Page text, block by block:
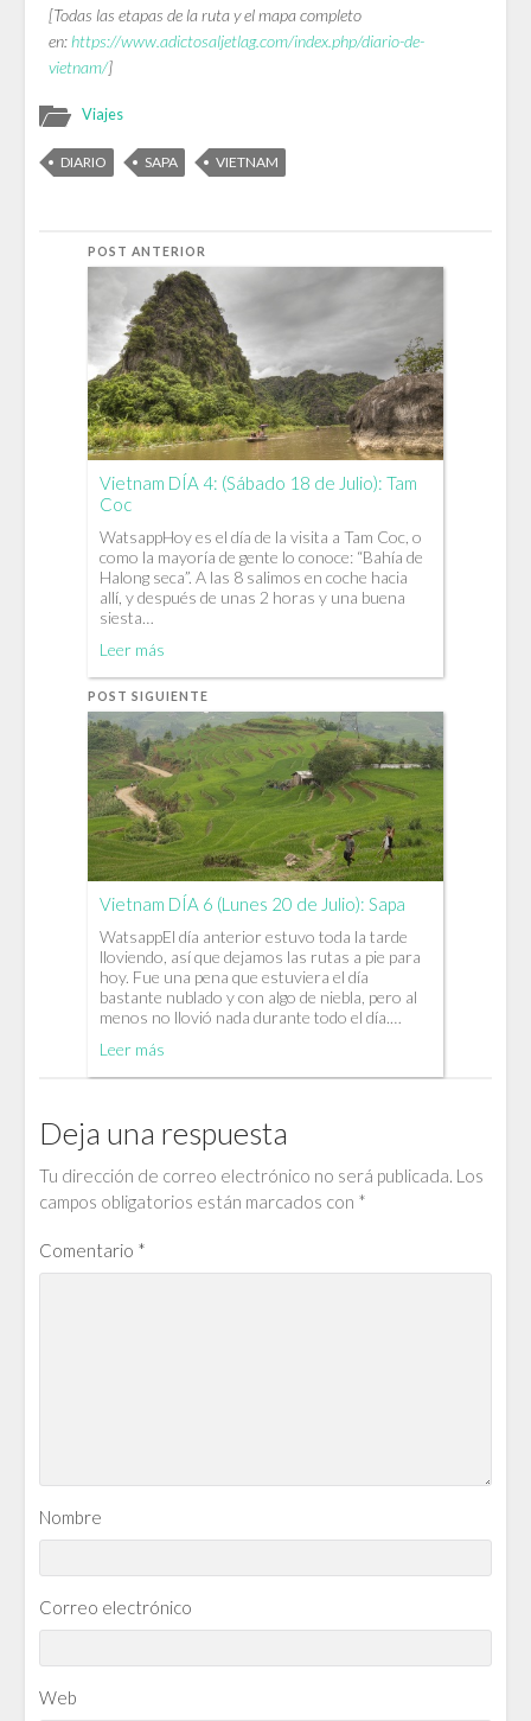
[Todas las etapas de la ruta y el mapa completo
en: https://www.adictosaljetlag.com/index.php/diario-de-
vietnam/]
Viajes
DIARIO SAPA VIETNAM
POST ANTERIOR
Vietnam DÍA 4: (Sábado 18 de Julio): Tam
Coc
WatsappHoy es el día de la visita a Tam Coc, o
como la mayoría de gente lo conoce: “Bahía de
Halong seca”. A las 8 salimos en coche hacia
allí, y después de unas 2 horas y una buena
siesta…
Leer más
POST SIGUIENTE
Vietnam DÍA 6 (Lunes 20 de Julio): Sapa
WatsappEl día anterior estuvo toda la tarde
lloviendo, así que dejamos las rutas a pie para
hoy. Fue una pena que estuviera el día
bastante nublado y con algo de niebla, pero al
menos no llovió nada durante todo el día.…
Leer más
Deja una respuesta
Tu dirección de correo electrónico no será publicada. Los
campos obligatorios están marcados con *
Comentario *
Nombre
Correo electrónico
Web